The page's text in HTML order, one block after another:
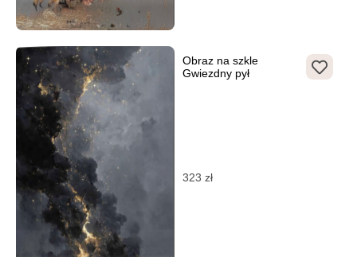
Obraz na szkle
Gwiezdny pył
323 zł